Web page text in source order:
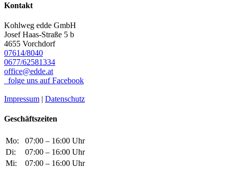
Kontakt
Kohlweg edde GmbH
Josef Haas-Straße 5 b
4655 Vorchdorf
07614/8040
0677/62581334
office@edde.at
folge uns auf Facebook
Impressum | Datenschutz
Geschäftszeiten
Mo:
07:00 – 16:00 Uhr
Di:
07:00 – 16:00 Uhr
Mi:
07:00 – 16:00 Uhr